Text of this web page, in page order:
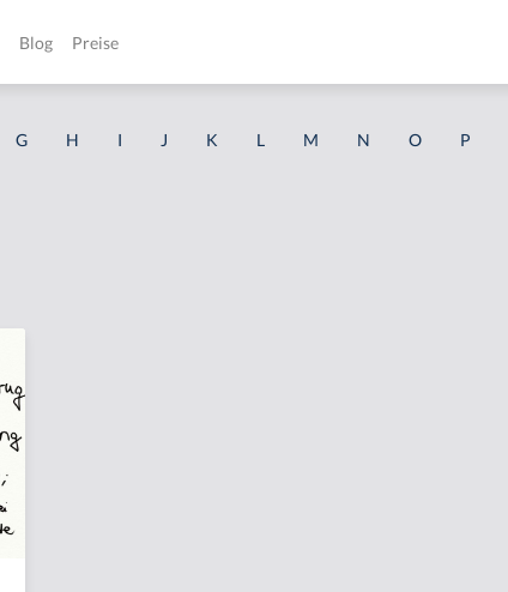
Blog Preise
G H I J K L M N O P